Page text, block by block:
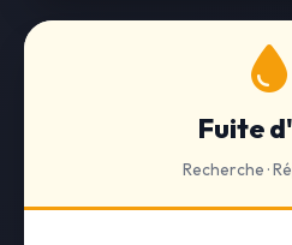
Fuite
Recherche ·